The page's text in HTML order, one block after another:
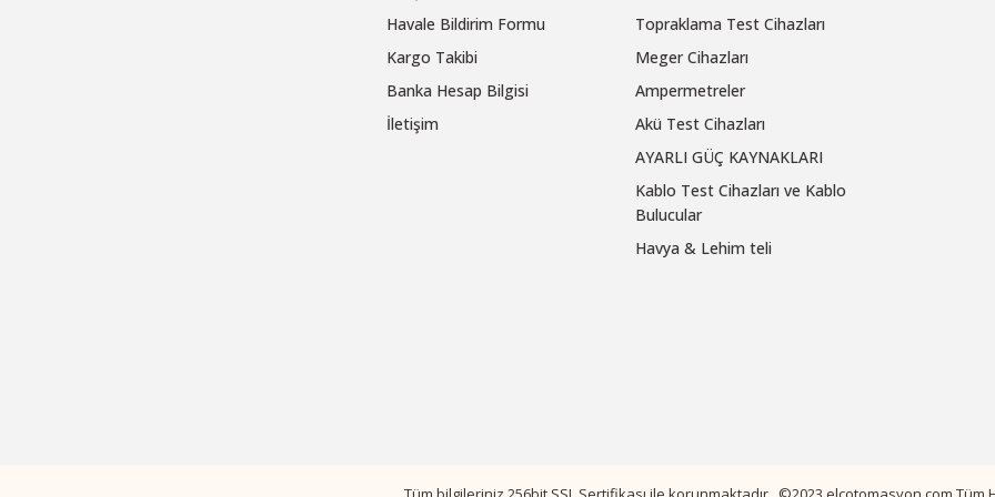
Havale Bildirim Formu
Kargo Takibi
Banka Hesap Bilgisi
İletişim
Topraklama Test Cihazları
Meger Cihazları
Ampermetreler
Akü Test Cihazları
AYARLI GÜÇ KAYNAKLARI
Kablo Test Cihazları ve Kablo
Bulucular
Havya & Lehim teli